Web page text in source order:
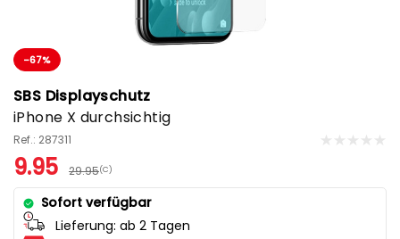
-67%
SBS Displayschutz
iPhone X durchsichtig
Ref.: 287311
9.95 29.95(C)
Sofort verfügbar
Lieferung: ab 2 Tagen